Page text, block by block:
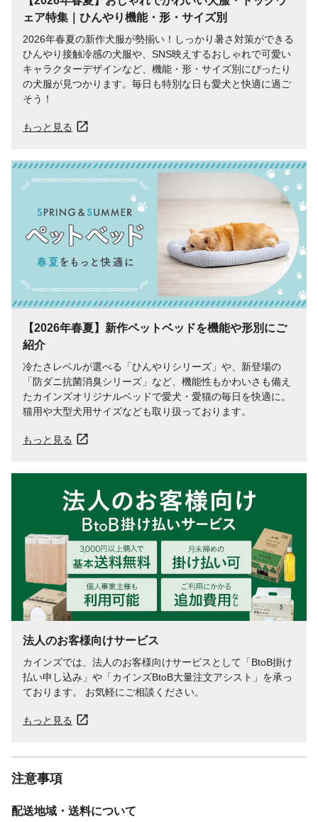
ェア特集｜ひんやり機能・形・サイズ別
2026年春夏の新作犬服が勢揃い！しっかり暑さ対策ができる
ひんやり接触冷感の犬服や、SNS映えするおしゃれで可愛い
キャラクターデザインなど、機能・形・サイズ別にぴったり
の犬服が見つかります。毎日も特別な日も愛犬と快適に過ご
そう！
もっと見る
【2026年春夏】新作ペットベッドを​機能や​形別に​ご
紹介
冷たさレベルが​選べる​「ひんやりシリーズ」や、​新登場の​
「防ダニ抗菌消臭シリーズ」など、​機能性も​かわいさも​備え
た​カインズオリジナルベッドで​愛犬・愛猫の​毎日を​快適に。​
猫用や​大型犬用サイズなども​取り​扱っております。​
もっと見る
法人のお客様向けサービス
カインズでは、法人のお客様向けサービスとして「BtoB掛け
払い申し込み」や「カインズBtoB大量注文アシスト」を承っ
ております。 お気軽にご相談ください。
もっと見る
注意事項
配送地域・送料について